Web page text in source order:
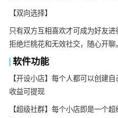
【双向选择】
只有双方互相喜欢才可成为好友
拒绝烂桃花和无效社交，随心开聊。
软件功能
【开设小店】每个人都可以创建
收益可提现
【超级社群】每个小店即是一个